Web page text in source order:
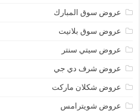
عروض سوق المبارك
عروض سوق بلانيت
عروض سيتي سنتر
عروض شرف دي جي
عروض شكلان ماركت
عروض شويترامس